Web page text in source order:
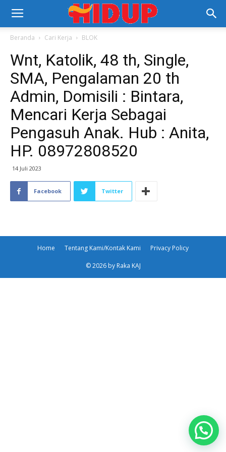
Beranda Cari Kerja BLOK
Wnt, Katolik, 48 th, Single,
SMA, Pengalaman 20 th
Admin, Domisili : Bintara,
Mencari Kerja Sebagai
Pengasuh Anak. Hub : Anita,
HP. 08972808520
14 Juli 2023
Facebook Twitter
Home Tentang Kami/Kontak Kami Privacy Policy
© 2026 by Raka KAJ